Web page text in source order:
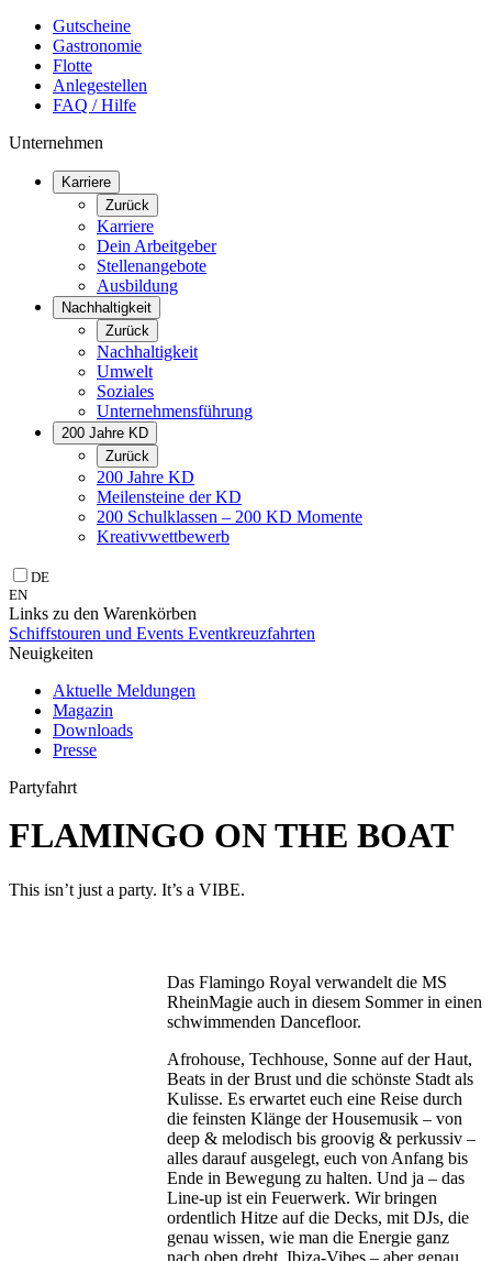
Gutscheine
Gastronomie
Flotte
Anlegestellen
FAQ / Hilfe
Unternehmen
Karriere
Zurück
Karriere
Dein Arbeitgeber
Stellenangebote
Ausbildung
Nachhaltigkeit
Zurück
Nachhaltigkeit
Umwelt
Soziales
Unternehmens­führung
200 Jahre KD
Zurück
200 Jahre KD
Meilensteine der KD
200 Schulklassen – 200 KD Momente
Kreativwettbewerb
DE
EN
Links zu den Warenkörben
Schiffstouren und Events Eventkreuzfahrten
Neuigkeiten
Aktuelle Meldungen
Magazin
Downloads
Presse
Partyfahrt
FLAMINGO ON THE BOAT
This isn’t just a party. It’s a VIBE.
Das Flamingo Royal verwandelt die MS
RheinMagie auch in diesem Sommer in einen
schwimmenden Dancefloor.
Afrohouse, Techhouse, Sonne auf der Haut,
Beats in der Brust und die schönste Stadt als
Kulisse. Es erwartet euch eine Reise durch
die feinsten Klänge der Housemusik – von
deep & melodisch bis groovig & perkussiv –
alles darauf ausgelegt, euch von Anfang bis
Ende in Bewegung zu halten. Und ja – das
Line-up ist ein Feuerwerk. Wir bringen
ordentlich Hitze auf die Decks, mit DJs, die
genau wissen, wie man die Energie ganz
nach oben dreht. Ibiza-Vibes – aber genau